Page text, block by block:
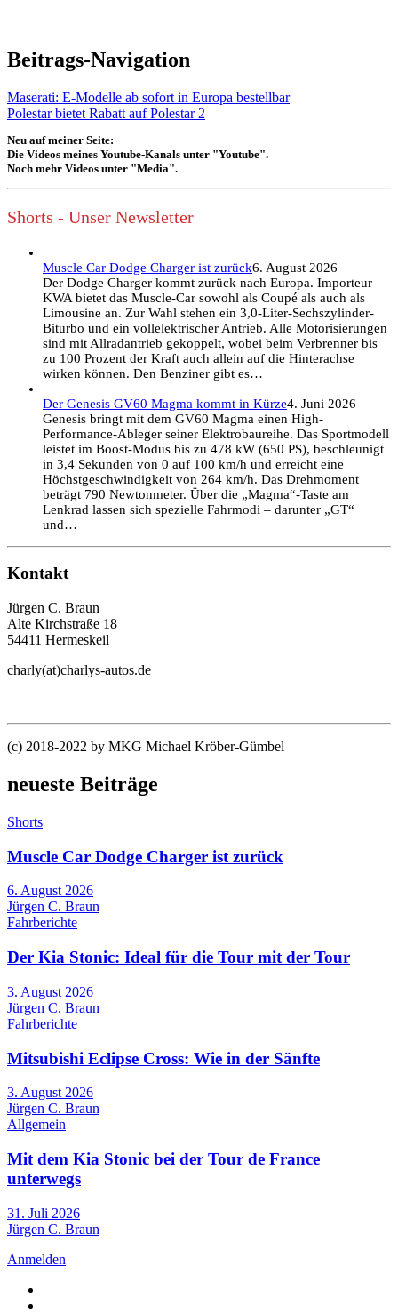
Beitrags-Navigation
Maserati: E-Modelle ab sofort in Europa bestellbar
Polestar bietet Rabatt auf Polestar 2
Neu auf meiner Seite:
Die Videos meines Youtube-Kanals unter "Youtube".
Noch mehr Videos unter "Media".
Shorts - Unser Newsletter
Muscle Car Dodge Charger ist zurück6. August 2026
Der Dodge Charger kommt zurück nach Europa. Importeur
KWA bietet das Muscle-Car sowohl als Coupé als auch als
Limousine an. Zur Wahl stehen ein 3,0-Liter-Sechszylinder-
Biturbo und ein vollelektrischer Antrieb. Alle Motorisierungen
sind mit Allradantrieb gekoppelt, wobei beim Verbrenner bis
zu 100 Prozent der Kraft auch allein auf die Hinterachse
wirken können. Den Benziner gibt es…
Der Genesis GV60 Magma kommt in Kürze4. Juni 2026
Genesis bringt mit dem GV60 Magma einen High-
Performance-Ableger seiner Elektrobaureihe. Das Sportmodell
leistet im Boost-Modus bis zu 478 kW (650 PS), beschleunigt
in 3,4 Sekunden von 0 auf 100 km/h und erreicht eine
Höchstgeschwindigkeit von 264 km/h. Das Drehmoment
beträgt 790 Newtonmeter. Über die „Magma“-Taste am
Lenkrad lassen sich spezielle Fahrmodi – darunter „GT“
und…
Kontakt
Jürgen C. Braun
Alte Kirchstraße 18
54411 Hermeskeil
charly(at)charlys-autos.de
(c) 2018-2022 by MKG Michael Kröber-Gümbel
neueste Beiträge
Shorts
Muscle Car Dodge Charger ist zurück
6. August 2026
Jürgen C. Braun
Fahrberichte
Der Kia Stonic: Ideal für die Tour mit der Tour
3. August 2026
Jürgen C. Braun
Fahrberichte
Mitsubishi Eclipse Cross: Wie in der Sänfte
3. August 2026
Jürgen C. Braun
Allgemein
Mit dem Kia Stonic bei der Tour de France
unterwegs
31. Juli 2026
Jürgen C. Braun
Anmelden